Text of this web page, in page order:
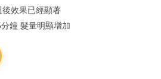
效果已經顯著
鐘 髮量明顯增加